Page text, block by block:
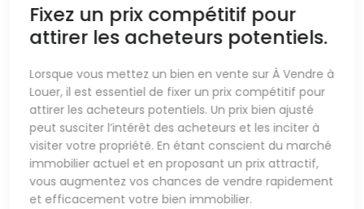
Fixez un prix compétitif pour
attirer les acheteurs potentiels.
Lorsque vous mettez un bien en vente sur À Vendre à
Louer, il est essentiel de fixer un prix compétitif pour
attirer les acheteurs potentiels. Un prix bien ajusté
peut susciter l’intérêt des acheteurs et les inciter à
visiter votre propriété. En étant conscient du marché
immobilier actuel et en proposant un prix attractif,
vous augmentez vos chances de vendre rapidement
et efficacement votre bien immobilier.